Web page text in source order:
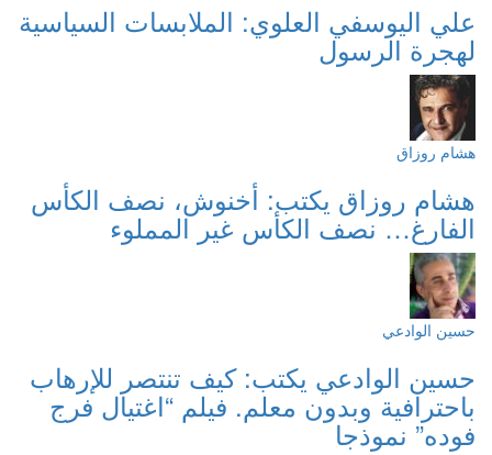
علي اليوسفي العلوي: الملابسات السياسية
لهجرة الرسول
هشام روزاق
هشام روزاق يكتب: أخنوش، نصف الكأس
الفارغ… نصف الكأس غير المملوء
حسين الوادعي
حسين الوادعي يكتب: كيف تنتصر للإرهاب
باحترافية وبدون معلم. فيلم “اغتيال فرج
فوده” نموذجا